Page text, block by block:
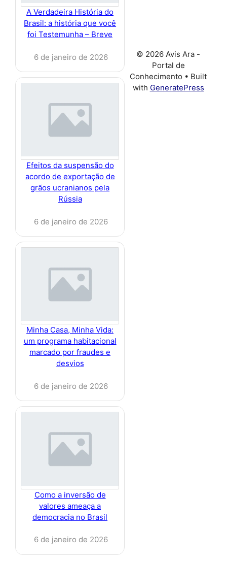
A Verdadeira História do
Brasil: a história que você
foi Testemunha – Breve
6 de janeiro de 2026
Efeitos da suspensão do
acordo de exportação de
grãos ucranianos pela
Rússia
6 de janeiro de 2026
Minha Casa, Minha Vida:
um programa habitacional
marcado por fraudes e
desvios
6 de janeiro de 2026
Como a inversão de
valores ameaça a
democracia no Brasil
6 de janeiro de 2026
© 2026 Avis Ara -
Portal de
Conhecimento • Built
with GeneratePress